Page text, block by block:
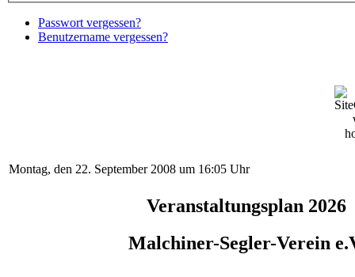
Passwort vergessen?
Benutzername vergessen?
Montag, den 22. September 2008 um 16:05 Uhr
Veranstaltungsplan 2026
Malchiner-Segler-Verein